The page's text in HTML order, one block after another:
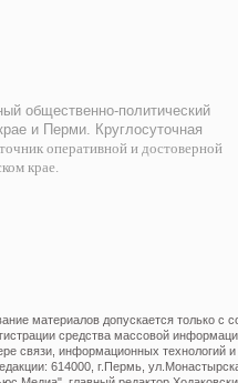
общественно-политический
и Перми. Круглосуточная
оперативной и достоверной
крае.
материалов допускается только с
средства массовой
связи, информационных технологий
614000, г.Пермь,